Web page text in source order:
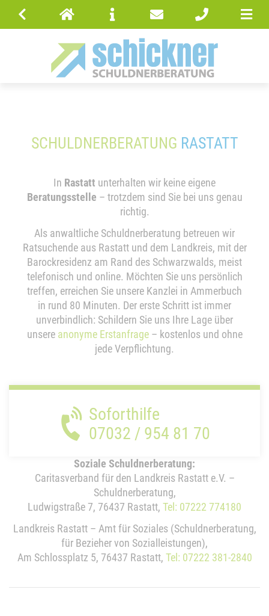
SCHULDNERBERATUNG RASTATT
In Rastatt unterhalten wir keine eigene
Beratungsstelle – trotzdem sind Sie bei uns genau
richtig.
Als anwaltliche Schuldnerberatung betreuen wir
Ratsuchende aus Rastatt und dem Landkreis, mit der
Barockresidenz am Rand des Schwarzwalds, meist
telefonisch und online. Möchten Sie uns persönlich
treffen, erreichen Sie unsere Kanzlei in Ammerbuch
in rund 80 Minuten. Der erste Schritt ist immer
unverbindlich: Schildern Sie uns Ihre Lage über
unsere anonyme Erstanfrage– kostenlos und ohne
jede Verpflichtung.
Soforthilfe
07032 / 954 81 70
Soziale Schuldnerberatung:
Caritasverband für den Landkreis Rastatt e.V. –
Schuldnerberatung,
Ludwigstraße 7, 76437 Rastatt, Tel: 07222 774180
Landkreis Rastatt – Amt für Soziales (Schuldnerberatung,
für Bezieher von Sozialleistungen),
Am Schlossplatz 5, 76437 Rastatt, Tel: 07222 381-2840